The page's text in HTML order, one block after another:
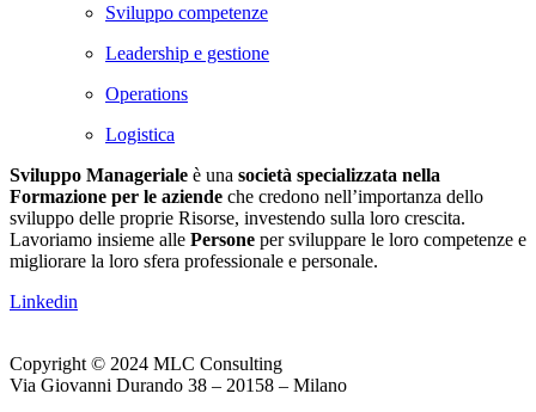
Sviluppo competenze
Leadership e gestione
Operations
Logistica
Sviluppo Manageriale è una società specializzata nella
Formazione per le aziende che credono nell’importanza dello
sviluppo delle proprie Risorse, investendo sulla loro crescita.
Lavoriamo insieme alle Persone per sviluppare le loro competenze e
migliorare la loro sfera professionale e personale.
Linkedin
Copyright © 2024 MLC Consulting
Via Giovanni Durando 38 – 20158 – Milano